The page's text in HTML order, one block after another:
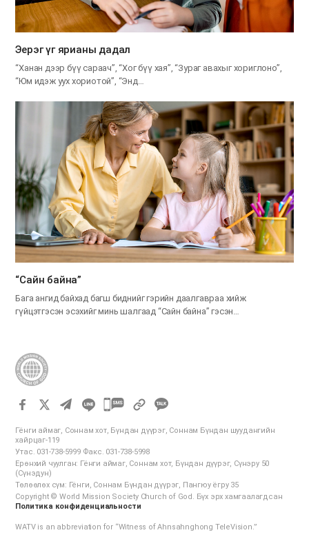
Эерэг үг ярианы дадал
“Ханан дээр бүү сараач”, “Хог бүү хая”, “Зураг авахыг хориглоно”,
“Юм идэж уух хориотой”, “Энд…
“Сайн байна”
Бага ангид байхад багш биднийг гэрийн даалгавраа хийж
гүйцэтгэсэн эсэхийг минь шалгаад “Сайн байна” гэсэн…
카
오
공
유
하
기
Гёнги аймаг, Соннам хот, Бүндан дүүрэг, Соннам Бүндан шуудангийн
хайрцаг-119
Утас. 031-738-5999 Факс. 031-738-5998
Ерөнхий чуулган: Гёнги аймаг, Соннам хот, Бүндан дүүрэг, Сүнэру 50
(Сүнэдун)
Төлөөлөх сүм: Гёнги, Соннам Бүндан дүүрэг, Пангюу ёгру 35
Copyright © World Mission Society Church of God. Бүх эрх хамгаалагдсан
Политика конфиденциальности
WATV is an abbreviation for “Witness of Ahnsahnghong TeleVision.”